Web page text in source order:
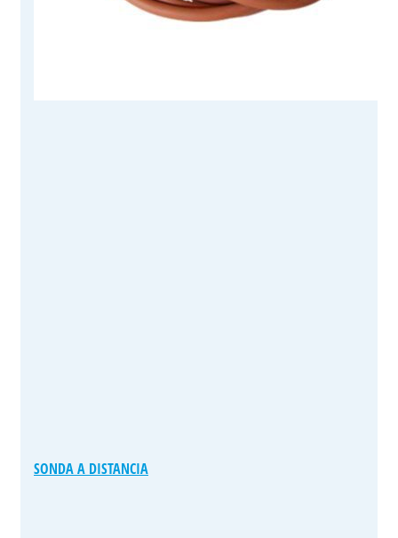
SONDA A DISTANCIA